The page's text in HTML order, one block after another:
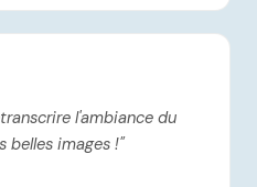
l'ambiance du
belles images !"